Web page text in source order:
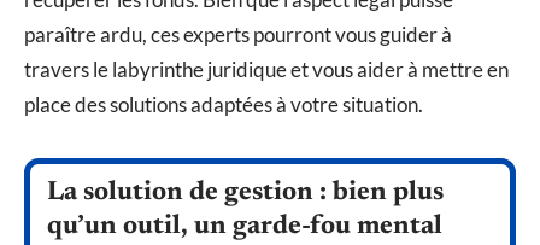
paraître ardu, ces experts pourront vous guider à
travers le labyrinthe juridique et vous aider à mettre en
place des solutions adaptées à votre situation.
La solution de gestion : bien plus
qu’un outil, un garde-fou mental